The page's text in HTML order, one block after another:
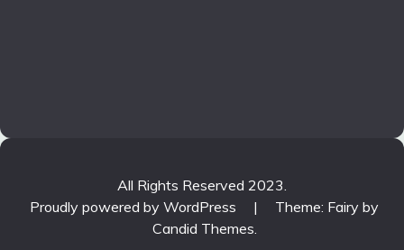
All Rights Reserved 2023.
Proudly powered by WordPress
|
Theme: Fairy by
Candid Themes